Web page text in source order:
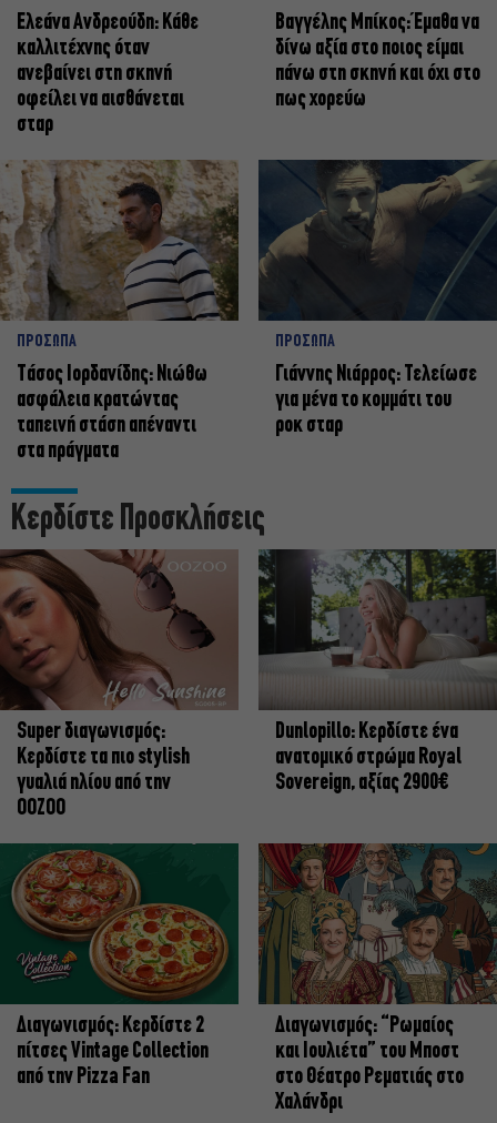
Ελεάνα Ανδρεούδη: Κάθε
καλλιτέχνης όταν
ανεβαίνει στη σκηνή
οφείλει να αισθάνεται
σταρ
Βαγγέλης Μπίκος: Έμαθα να
δίνω αξία στο ποιος είμαι
πάνω στη σκηνή και όχι στο
πως χορεύω
ΠΡΟΣΩΠΑ
Tάσος Ιορδανίδης: Νιώθω
ασφάλεια κρατώντας
ταπεινή στάση απέναντι
στα πράγματα
ΠΡΟΣΩΠΑ
Γιάννης Νιάρρος: Τελείωσε
για μένα το κομμάτι του
ροκ σταρ
Κερδίστε Προσκλήσεις
Super διαγωνισμός:
Κερδίστε τα πιο stylish
γυαλιά ηλίου από την
OOZOO
Dunlopillo: Κερδίστε ένα
ανατομικό στρώμα Royal
Sovereign, αξίας 2900€
Διαγωνισμός: Κερδίστε 2
πίτσες Vintage Collection
από την Pizza Fan
Διαγωνισμός: “Ρωμαίος
και Ιουλιέτα” του Μποστ
στο Θέατρο Ρεματιάς στο
Χαλάνδρι